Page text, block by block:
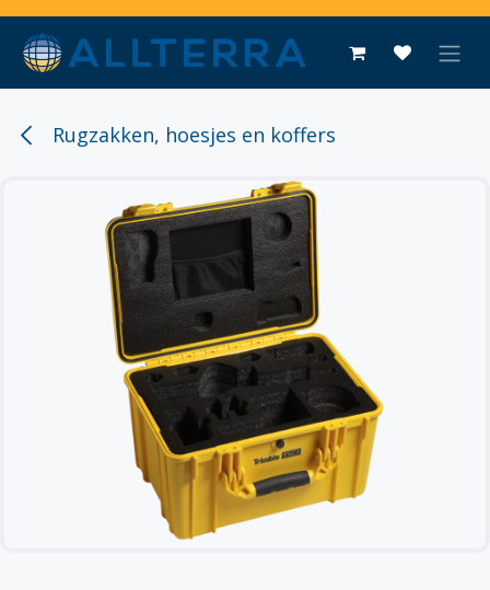
Overslaan naar inhoud
Rugzakken, hoesjes en koffers